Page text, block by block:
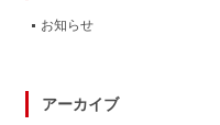
お知らせ
アーカイブ